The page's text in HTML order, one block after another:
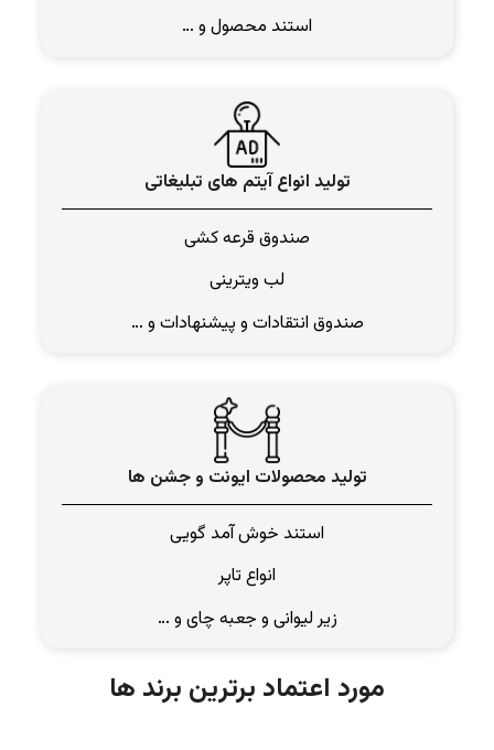
استند محصول و …
تولید انواع آیتم های تبلیغاتی
صندوق قرعه کشی
لب ویترینی
صندوق انتقادات و پیشنهادات و …
تولید محصولات ایونت و جشن ها
استند خوش آمد گویی
انواع تاپر
زیر لیوانی و جعبه چای و …
مورد اعتماد برترین برند ها